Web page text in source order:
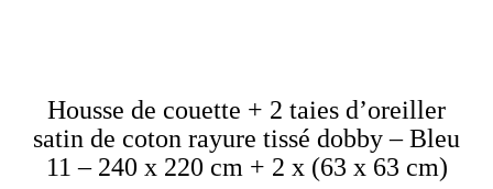
Housse de couette + 2 taies d’oreiller
satin de coton rayure tissé dobby – Bleu
11 – 240 x 220 cm + 2 x (63 x 63 cm)